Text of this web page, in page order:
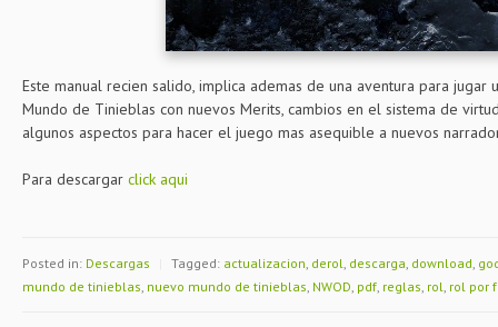
Este manual recien salido, implica ademas de una aventura para jugar
Mundo de Tinieblas con nuevos Merits, cambios en el sistema de
algunos aspectos para hacer el juego mas asequible a nuevos
Para descargar click aqui
Posted in: Descargas Tagged: actualizacion, derol, descarga, download,
mundo de tinieblas, nuevo mundo de tinieblas, NWOD, pdf, reglas, rol, rol por